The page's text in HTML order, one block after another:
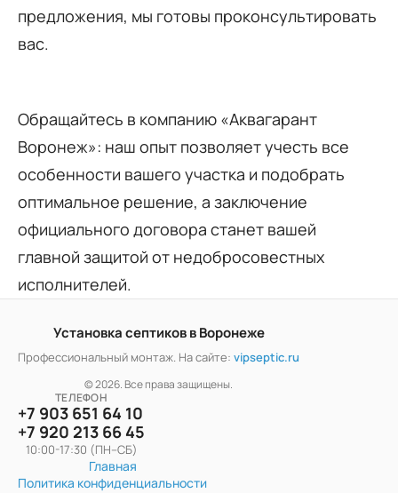
предложения, мы готовы проконсультировать
вас.
Обращайтесь в компанию «Аквагарант
Воронеж»: наш опыт позволяет учесть все
особенности вашего участка и подобрать
оптимальное решение, а заключение
официального договора станет вашей
главной защитой от недобросовестных
исполнителей.
Установка септиков в Воронеже
Профессиональный монтаж. На сайте: vipseptic.ru
© 2026. Все права защищены.
ТЕЛЕФОН
+7 903 651 64 10
+7 920 213 66 45
10:00-17:30 (ПН–СБ)
Главная
Политика конфиденциальности